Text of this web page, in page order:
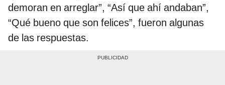
demoran en arreglar”, “Así que ahí andaban”,
“Qué bueno que son felices”, fueron algunas
de las respuestas.